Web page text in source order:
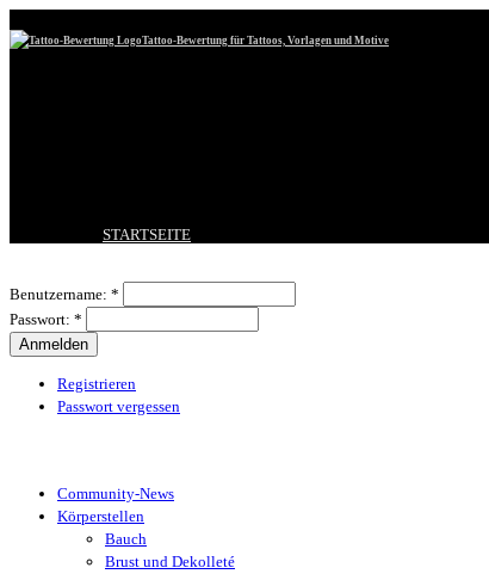
Tattoo-Bewertung für Tattoos, Vorlagen und Motive
STARTSEITE
BESTE TATTOOS
NEUESTE TATTOOS
Benutzername: *
Passwort: *
Registrieren
Passwort vergessen
Community-News
Körperstellen
Bauch
Brust und Dekolleté